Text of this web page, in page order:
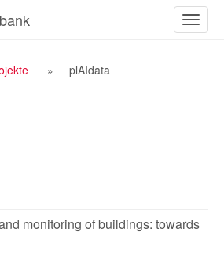
ein-/
plAIdata
monitoring of buildings: towards